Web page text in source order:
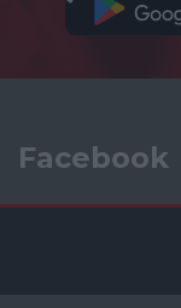
Facebook